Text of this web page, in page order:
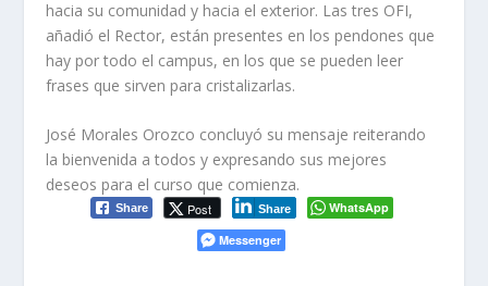
hacia su comunidad y hacia el exterior. Las tres OFI,
añadió el Rector, están presentes en los pendones que
hay por todo el campus, en los que se pueden leer
frases que sirven para cristalizarlas.
José Morales Orozco concluyó su mensaje reiterando
la bienvenida a todos y expresando sus mejores
deseos para el curso que comienza.
Share Post Share
WhatsApp
Messenger